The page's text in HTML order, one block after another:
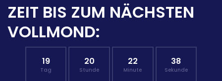
ZEIT BIS ZUM NÄCHSTEN
VOLLMOND:
19
Tag
20
Stunde
22
Minute
37
Sekunde